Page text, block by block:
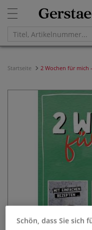
Startseite 2 Wochen für mich
Schön, dass Sie sich